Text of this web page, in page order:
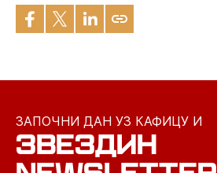
ЗАПОЧНИ ДАН УЗ КАФИЦУ И
ЗВЕЗДИН